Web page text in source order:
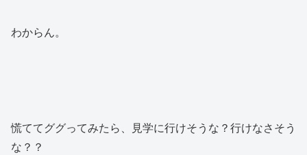
わからん。
慌ててググってみたら、見学に行けそうな？行けなさそう
な？？